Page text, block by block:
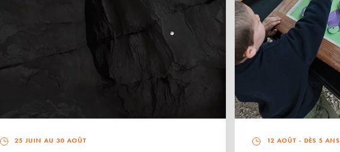
25 JUIN AU 30 AOÛT 12 AOÛT - DÈS 5 ANS